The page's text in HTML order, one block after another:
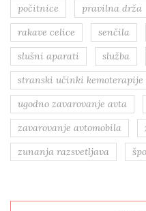
počitnice
pravilna drža
rakave celice
senčila
slušni aparati
služba
stranski učinki kemoterapije
ugodno zavarovanje avta
zavarovanje avtomobila
zunanja razsvetljava